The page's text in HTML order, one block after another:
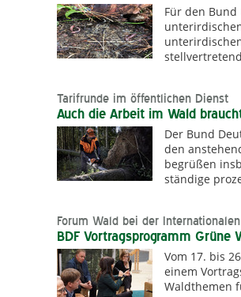
Für den Bund
Tarifrunde im öffentlichen Dienst
Auch die Arbeit im Wald
Der Bund
den
begrüßen
ständige
Forum Wald bei der
BDF Vortragsprogramm Grüne
Vom 17. bis
einem
Waldthemen